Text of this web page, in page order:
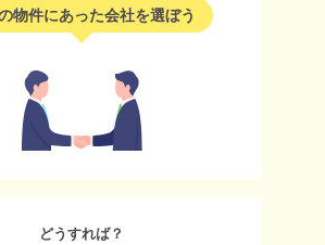
物件にあった会社を選ぼう
どうすれば？